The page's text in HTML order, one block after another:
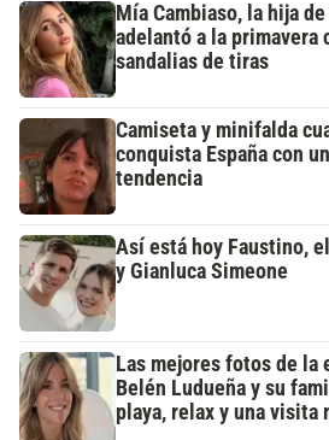
Mía Cambiaso, la hija
adelantó a la primavera
sandalias de tiras
Camiseta y minifalda
conquista España con
tendencia
Así está hoy Faustino,
y Gianluca Simeone
Las mejores fotos de la
Belén Ludueña y su
playa, relax y una visita